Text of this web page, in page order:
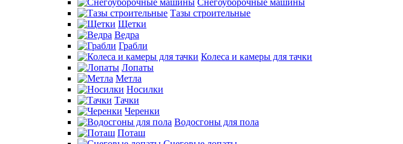
Снегоуборочные машины
Тазы строительные
Щетки
Ведра
Грабли
Колеса и камеры для тачки
Лопаты
Метла
Носилки
Тачки
Черенки
Водосгоны для пола
Поташ